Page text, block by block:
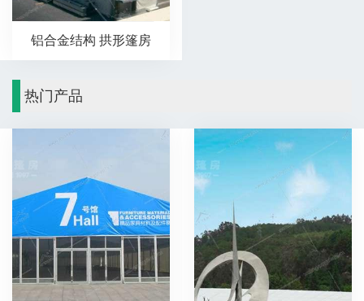
铝合金结构 拱形篷房
热门产品